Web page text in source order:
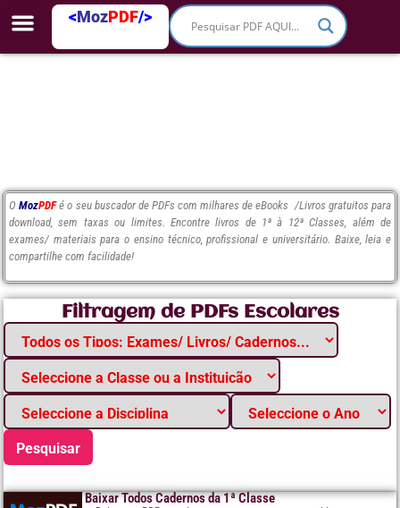
<MozPDF/>
OMozPDF é o seu buscador de PDFs com milhares de eBooks /Livros gratuitos para
download, sem taxas ou limites. Encontre livros de 1ª à 12ª Classes, além de
exames/ materiais para o ensino técnico, profissional e universitário. Baixe, leia e
compartilhe com facilidade!
Filtragem de PDFs Escolares
Pesquisar
Baixar Todos Cadernos da 1ª Classe